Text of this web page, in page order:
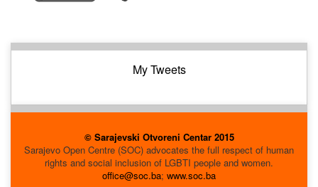
My Tweets
© Sarajevski Otvoreni Centar 2015
Sarajevo Open Centre (SOC) advocates the full respect of human
rights and social inclusion of LGBTI people and women.
office@soc.ba; www.soc.ba